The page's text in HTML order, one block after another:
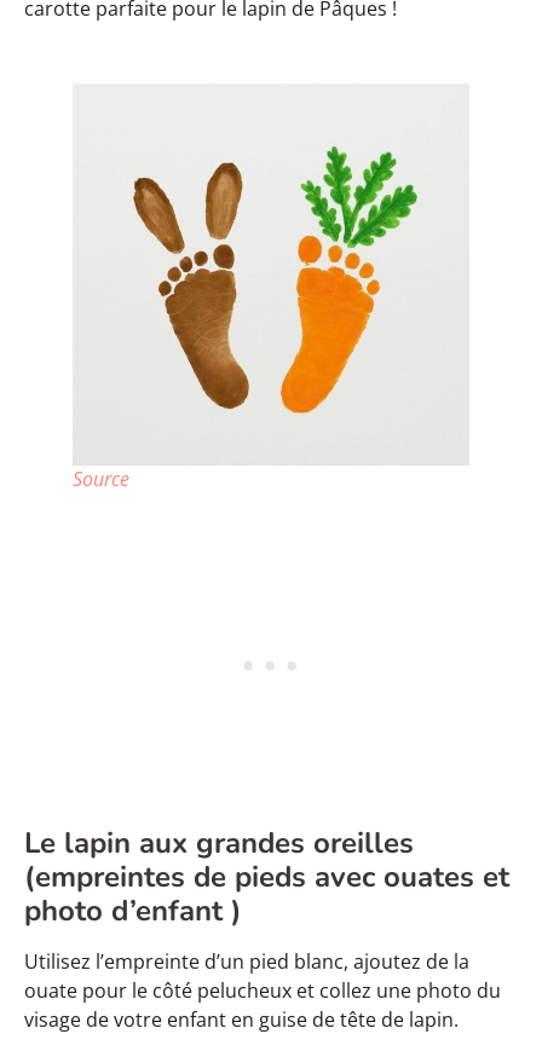
carotte parfaite pour le lapin de Pâques !
Source
Le lapin aux grandes oreilles
(empreintes de pieds avec ouates et
photo d’enfant )
Utilisez l’empreinte d’un pied blanc, ajoutez de la
ouate pour le côté pelucheux et collez une photo du
visage de votre enfant en guise de tête de lapin.